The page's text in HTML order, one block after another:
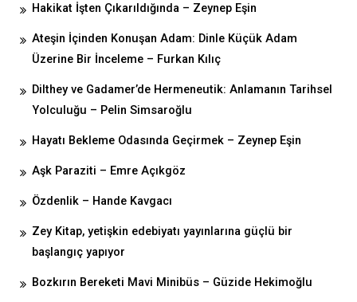
Hakikat İşten Çıkarıldığında – Zeynep Eşin
Ateşin İçinden Konuşan Adam: Dinle Küçük Adam
Üzerine Bir İnceleme – Furkan Kılıç
Dilthey ve Gadamer’de Hermeneutik: Anlamanın Tarihsel
Yolculuğu – Pelin Simsaroğlu
Hayatı Bekleme Odasında Geçirmek – Zeynep Eşin
Aşk Paraziti – Emre Açıkgöz
Özdenlik – Hande Kavgacı
Zey Kitap, yetişkin edebiyatı yayınlarına güçlü bir
başlangıç yapıyor
Bozkırın Bereketi Mavi Minibüs – Güzide Hekimoğlu